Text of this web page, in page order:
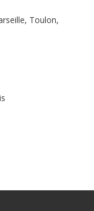
Toulon,